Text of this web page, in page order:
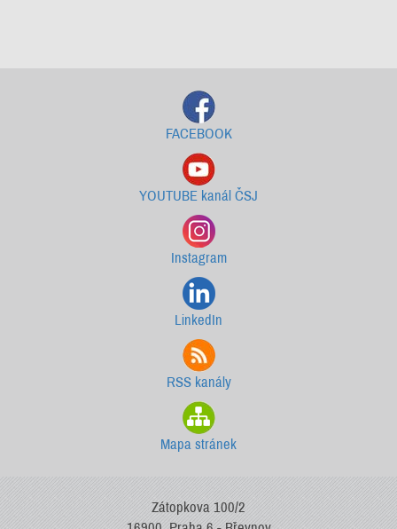
FACEBOOK
YOUTUBE kanál ČSJ
Instagram
LinkedIn
RSS kanály
Mapa stránek
Zátopkova 100/2